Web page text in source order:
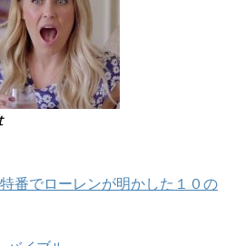
番でローレンが明かした１０の